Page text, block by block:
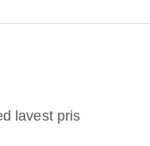
lavest pris